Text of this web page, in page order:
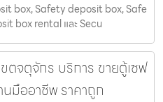
box, Safety deposit box, Safe
box rental และ Secu
ตจตุจักร บริการ ขายตู้เซฟ
มืออาชีพ ราคาถูก